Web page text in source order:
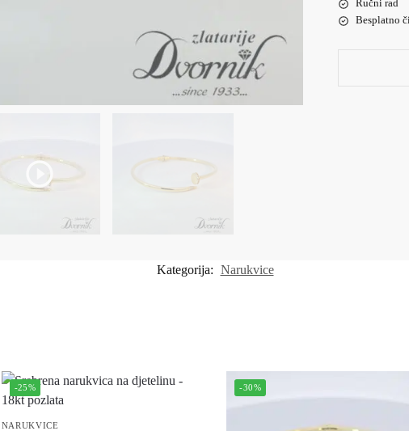
Ručni rad
Besplatno
Kategorija: Narukvice
-25%
NARUKVICE
-30%